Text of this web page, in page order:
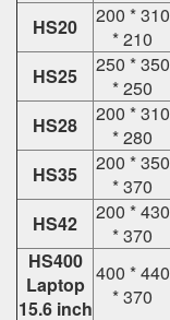
HS20
200 * 310
* 210
HS25
250 * 350
* 250
HS28
200 * 310
* 280
HS35
200 * 350
* 370
HS42
200 * 430
* 370
HS400
Laptop
15.6 inch
400 * 440
* 370